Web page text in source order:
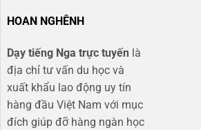
HOAN NGHÊNH
Dạy tiếng Nga trực tuyến là
địa chỉ tư vấn du học và
xuất khẩu lao động uy tín
hàng đầu Việt Nam với mục
đích giúp đỡ hàng ngàn học